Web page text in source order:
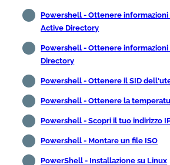
Powershell - Ottenere
Active Directory
Powershell - Ottenere
Directory
Powershell - Ottenere il SID
Powershell - Ottenere la
Powershell - Scopri il tuo indirizzo
Powershell - Montare un file ISO
PowerShell - Installazione su Linux